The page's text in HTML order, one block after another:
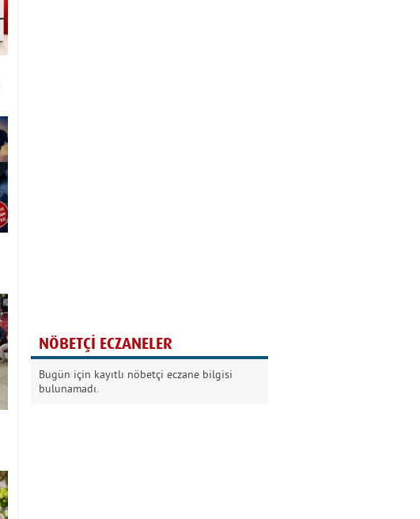
Kurban Bayramında
Dikkat!
NÖBETÇİ ECZANELER
Bugün için kayıtlı nöbetçi eczane bilgisi
bulunamadı.